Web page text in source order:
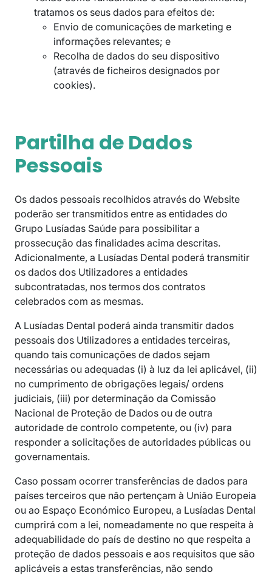
tratamos os seus dados para efeitos de:
Envio de comunicações de marketing e
informações relevantes; e
Recolha de dados do seu dispositivo
(através de ficheiros designados por
cookies).
Partilha de Dados
Pessoais
Os dados pessoais recolhidos através do Website
poderão ser transmitidos entre as entidades do
Grupo Lusíadas Saúde para possibilitar a
prossecução das finalidades acima descritas.
Adicionalmente, a Lusíadas Dental poderá transmitir
os dados dos Utilizadores a entidades
subcontratadas, nos termos dos contratos
celebrados com as mesmas.
A Lusíadas Dental poderá ainda transmitir dados
pessoais dos Utilizadores a entidades terceiras,
quando tais comunicações de dados sejam
necessárias ou adequadas (i) à luz da lei aplicável, (ii)
no cumprimento de obrigações legais/ ordens
judiciais, (iii) por determinação da Comissão
Nacional de Proteção de Dados ou de outra
autoridade de controlo competente, ou (iv) para
responder a solicitações de autoridades públicas ou
governamentais.
Caso possam ocorrer transferências de dados para
países terceiros que não pertençam à União Europeia
ou ao Espaço Económico Europeu, a Lusíadas Dental
cumprirá com a lei, nomeadamente no que respeita à
adequabilidade do país de destino no que respeita a
proteção de dados pessoais e aos requisitos que são
aplicáveis a estas transferências, não sendo